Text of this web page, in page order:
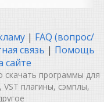
| FAQ (вопрос/
связь | Помощь
сайте
программы для
VST плагины, сэмплы,